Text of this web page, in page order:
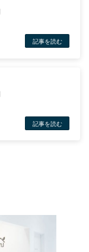
すね。
終わり
までお世話になりま